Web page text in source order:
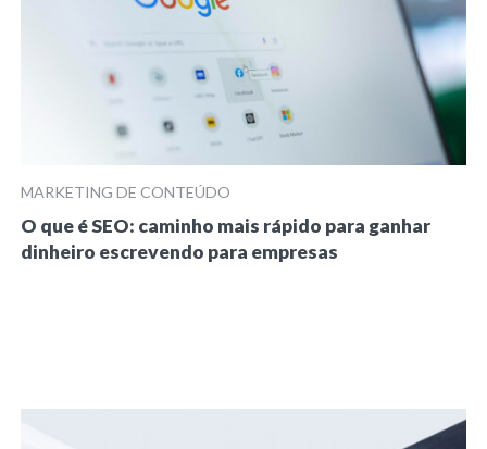
MARKETING DE CONTEÚDO
O que é SEO: caminho mais rápido para ganhar
dinheiro escrevendo para empresas